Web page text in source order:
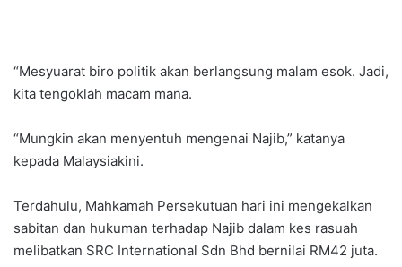
“Mesyuarat biro politik akan berlangsung malam esok. Jadi,
kita tengoklah macam mana.
“Mungkin akan menyentuh mengenai Najib,” katanya
kepada Malaysiakini.
Terdahulu, Mahkamah Persekutuan hari ini mengekalkan
sabitan dan hukuman terhadap Najib dalam kes rasuah
melibatkan SRC International Sdn Bhd bernilai RM42 juta.